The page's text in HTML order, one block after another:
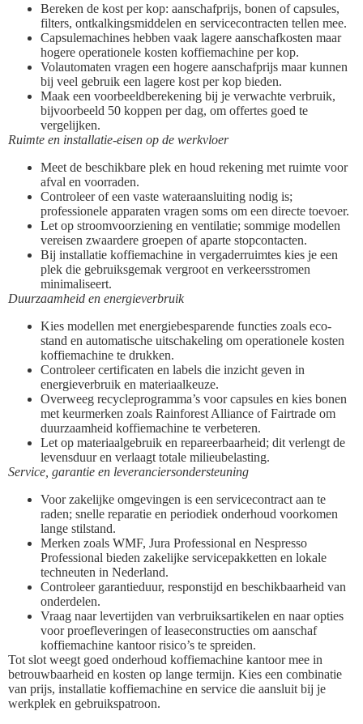
Bereken de kost per kop: aanschafprijs, bonen of capsules,
filters, ontkalkingsmiddelen en servicecontracten tellen mee.
Capsulemachines hebben vaak lagere aanschafkosten maar
hogere operationele kosten koffiemachine per kop.
Volautomaten vragen een hogere aanschafprijs maar kunnen
bij veel gebruik een lagere kost per kop bieden.
Maak een voorbeeldberekening bij je verwachte verbruik,
bijvoorbeeld 50 koppen per dag, om offertes goed te
vergelijken.
Ruimte en installatie-eisen op de werkvloer
Meet de beschikbare plek en houd rekening met ruimte voor
afval en voorraden.
Controleer of een vaste wateraansluiting nodig is;
professionele apparaten vragen soms om een directe toevoer.
Let op stroomvoorziening en ventilatie; sommige modellen
vereisen zwaardere groepen of aparte stopcontacten.
Bij installatie koffiemachine in vergaderruimtes kies je een
plek die gebruiksgemak vergroot en verkeersstromen
minimaliseert.
Duurzaamheid en energieverbruik
Kies modellen met energiebesparende functies zoals eco-
stand en automatische uitschakeling om operationele kosten
koffiemachine te drukken.
Controleer certificaten en labels die inzicht geven in
energieverbruik en materiaalkeuze.
Overweeg recycleprogramma’s voor capsules en kies bonen
met keurmerken zoals Rainforest Alliance of Fairtrade om
duurzaamheid koffiemachine te verbeteren.
Let op materiaalgebruik en repareerbaarheid; dit verlengt de
levensduur en verlaagt totale milieubelasting.
Service, garantie en leveranciersondersteuning
Voor zakelijke omgevingen is een servicecontract aan te
raden; snelle reparatie en periodiek onderhoud voorkomen
lange stilstand.
Merken zoals WMF, Jura Professional en Nespresso
Professional bieden zakelijke servicepakketten en lokale
techneuten in Nederland.
Controleer garantieduur, responstijd en beschikbaarheid van
onderdelen.
Vraag naar levertijden van verbruiksartikelen en naar opties
voor proefleveringen of leaseconstructies om aanschaf
koffiemachine kantoor risico’s te spreiden.
Tot slot weegt goed onderhoud koffiemachine kantoor mee in
betrouwbaarheid en kosten op lange termijn. Kies een combinatie
van prijs, installatie koffiemachine en service die aansluit bij je
werkplek en gebruikspatroon.